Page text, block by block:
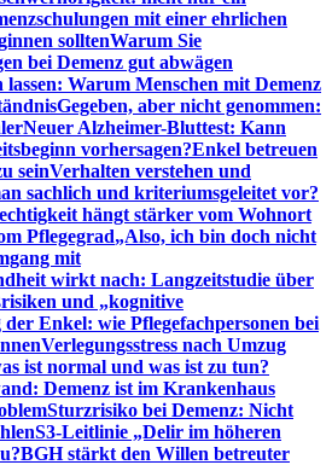
mit einer ehrlichen
solltenWarum Sie
bei Demenz gut abwägen
lassen: Warum Menschen mit Demenz
Gegeben, aber nicht genommen:
Neuer Alzheimer-Bluttest: Kann
vorhersagen?Enkel betreuen
seinVerhalten verstehen und
sachlich und kriteriumsgeleitet vor?
hängt stärker vom Wohnort
Pflegegrad„Also, ich bin doch nicht
mit
wirkt nach: Langzeitstudie über
und „kognitive
Enkel: wie Pflegefachpersonen bei
Verlegungsstress nach Umzug
ist normal und was ist zu tun?
Demenz ist im Krankenhaus
Sturzrisiko bei Demenz: Nicht
S3-Leitlinie „Delir im höheren
BGH stärkt den Willen betreuter